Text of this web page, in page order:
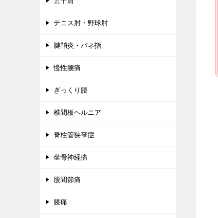
テニス肘・野球肘
腱鞘炎・バネ指
慢性腰痛
ぎっくり腰
椎間板ヘルニア
脊柱管狭窄症
坐骨神経痛
股間節痛
膝痛